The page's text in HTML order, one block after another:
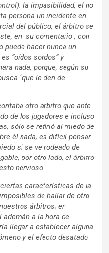
la impasibilidad, el no
persona un incidente en
del público, el árbitro se
en su comentario , con
puede hacer nunca un
“oídos sordos” y
nada, porque, según su
“que le den de
otro arbitro que ante
de los jugadores e incluso
sólo se refirió al miedo de
él nada, es difícil pensar
si se ve rodeado de
por otro lado, el árbitro
nervioso.
características de la
de hallar de otro
árbitros; en
a la hora de
llegar a establecer alguna
y el efecto desatado